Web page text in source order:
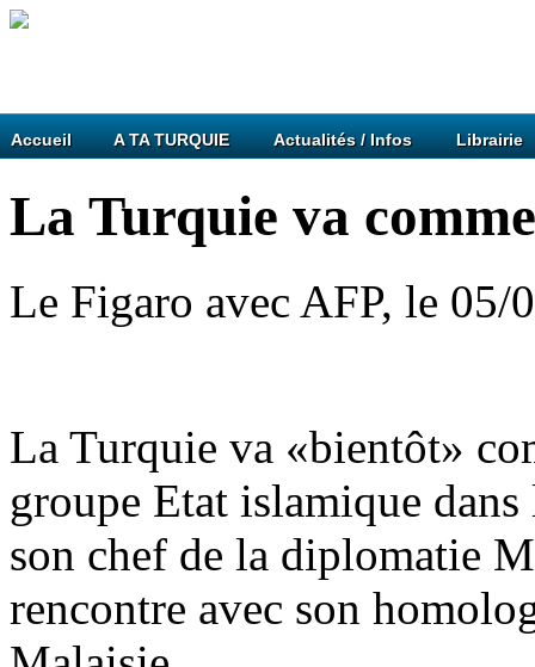
Accueil A TA TURQUIE Actualités / Infos Librairie
La Turquie va
Le Figaro avec AFP, le 05/
La Turquie va «bientôt»
groupe Etat islamique
son chef de la diplomatie
rencontre avec son